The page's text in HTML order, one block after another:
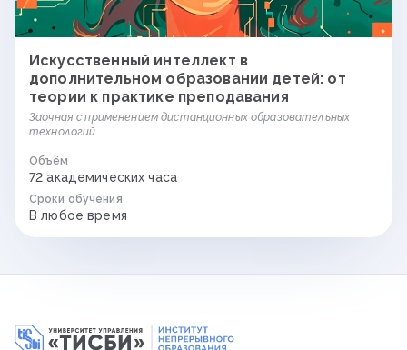
Искусственный интеллект в
дополнительном образовании детей: от
теории к практике преподавания
Заочная с применением дистанционных образовательных
технологий
Объём
72 академических часа
Сроки обучения
В любое время